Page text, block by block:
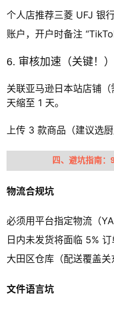
个人店推荐三菱 UFJ 银
账户，开户时备注
6. 审核加速（关键！）
关联亚马逊日本站店铺
天缩至 1 天。
上传 3 款商品（建议选
四、避坑指南：
物流合规坑
必须用平台指定物流（
日内未发货将面临 5%
大田区仓库（配送覆盖关
文件语言坑